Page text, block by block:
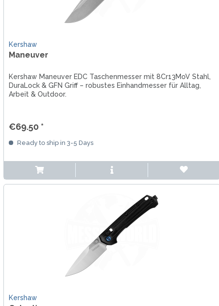
Kershaw
Maneuver
Kershaw Maneuver EDC Taschenmesser mit 8Cr13MoV Stahl,
DuraLock & GFN Griff – robustes Einhandmesser für Alltag,
Arbeit & Outdoor.
€69.50 *
Ready to ship in 3-5 Days
Kershaw